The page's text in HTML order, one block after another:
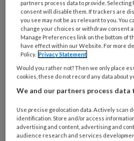
Wil je dit artikel
Maak gratis een
artikelen gratis
Al een account of
partners process data to provide.
consent will disable them. If trackers are
you see may not be as relevant to you. You
change your choices or withdraw consent
Manage Preferences link on the bottom of
have effect within our Website. For more
Policy. Privacy Statement
Would you rather not? Then we only place
cookies, these do not record any data about
We and our partners process data
Use precise geolocation data. Actively scan
identification. Store and/or access
advertising and content, advertising and
audience research and services